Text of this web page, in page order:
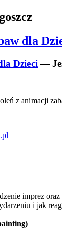
dla
Dzieci —
z animacji
imprez
i jak